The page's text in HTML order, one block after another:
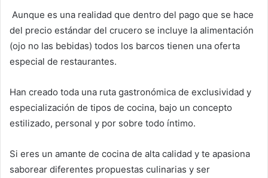
Aunque es una realidad que dentro del pago que se hace
del precio estándar del crucero se incluye la alimentación
(ojo no las bebidas) todos los barcos tienen una oferta
especial de restaurantes.
Han creado toda una ruta gastronómica de exclusividad y
especialización de tipos de cocina, bajo un concepto
estilizado, personal y por sobre todo íntimo.
Si eres un amante de cocina de alta calidad y te apasiona
saborear diferentes propuestas culinarias y ser